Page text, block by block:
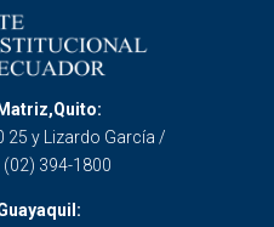
25 y Lizardo García /
(02) 394-1800